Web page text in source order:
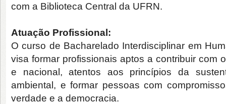
com a Biblioteca Central da UFRN.
Atuação Profissional:
O curso de Bacharelado Interdisciplinar em
visa formar profissionais aptos a contribuir com
e nacional, atentos aos princípios da
ambiental, e formar pessoas com
verdade e a democracia.